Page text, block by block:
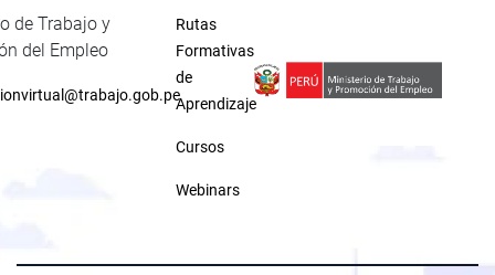
de Trabajo y
del Empleo
Rutas
Formativas
de
Aprendizaje
Cursos
Webinars